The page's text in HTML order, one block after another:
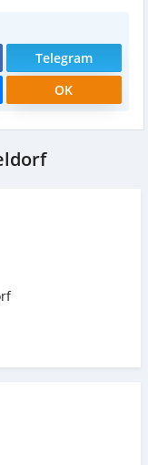
Telegram
OK